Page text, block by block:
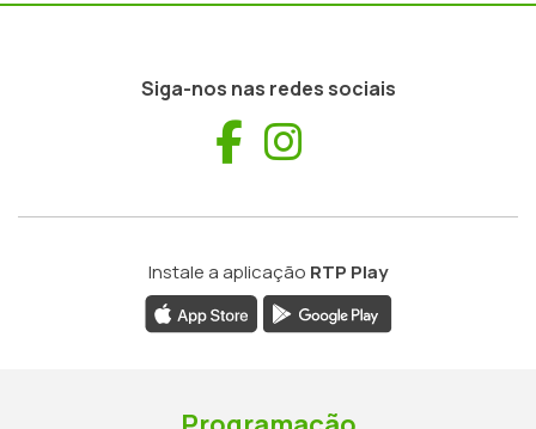
Siga-nos nas redes sociais
Facebook
Instale a aplicação RTP Play